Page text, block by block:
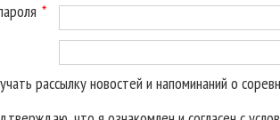
*
рассылку новостей и напоминаний о